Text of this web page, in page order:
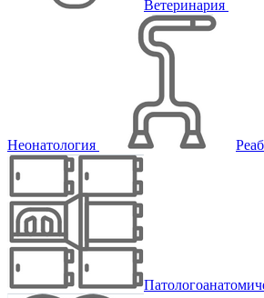
Ветеринария
Неонатология